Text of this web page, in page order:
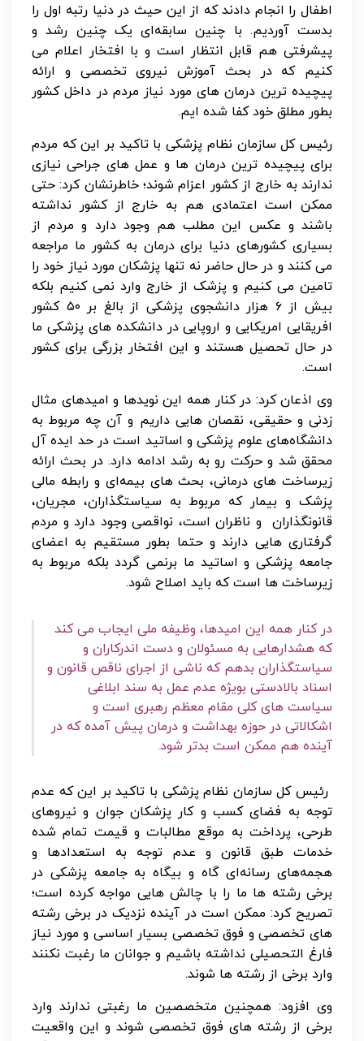
اطفال را انجام دادند که از این حیث در دنیا رتبه اول را
بدست آوردیم. با چنین سابقه‌ای یک چنین رشد و
پیشرفتی هم قابل انتظار است و با افتخار اعلام می
کنیم که در بحث آموزش نیروی تخصصی و ارائه
پیچیده ترین درمان های مورد نیاز مردم در داخل کشور
بطور مطلق خود کفا شده ایم.
رئیس کل سازمان نظام پزشکی با تاکید بر این که مردم
برای پیچیده ترین درمان ها و عمل های جراحی نیازی
ندارند به خارج از کشور اعزام شوند؛ خاطرنشان کرد: حتی
ممکن است اعتمادی هم به خارج از کشور نداشته
باشند و عکس این مطلب هم وجود دارد و مردم از
بسیاری کشورهای دنیا برای درمان به کشور ما مراجعه
می کنند و در حال حاضر نه تنها پزشکان مورد نیاز خود را
تامین می کنیم و پزشک از خارج وارد نمی کنیم بلکه
بیش از ۶ هزار دانشجوی پزشکی از بالغ بر ۵۰ کشور
افریقایی امریکایی و اروپایی در دانشکده های پزشکی ما
در حال تحصیل هستند و این افتخار بزرگی برای کشور
است.
وی اذعان کرد: در کنار همه این نویدها و امیدهای مثال
زدنی و حقیقی، نقصان هایی داریم و آن چه مربوط به
دانشگاه‌های علوم پزشکی و اساتید است در حد ایده آل
محقق شد و حرکت رو به رشد ادامه دارد. در بحث ارائه
زیرساخت های درمانی، بحث های بیمه‌ای و رابطه مالی
پزشک و بیمار که مربوط به سیاستگذاران، مجریان،
قانونگذاران و ناظران است، نواقصی وجود دارد و مردم
گرفتاری هایی دارند و حتما بطور مستقیم به اعضای
جامعه پزشکی و اساتید ما برنمی گردد بلکه مربوط به
زیرساخت ها است که باید اصلاح شود.
در کنار همه این امیدها، وظیفه ملی ایجاب می کند
که هشدارهایی به مسئولان و دست اندرکاران و
سیاستگذاران بدهم که ناشی از اجرای ناقص قانون و
اسناد بالادستی بویژه عدم عمل به سند ابلاغی
سیاست های کلی مقام معظم رهبری است و
اشکالاتی در حوزه بهداشت و درمان پیش آمده که در
آینده هم ممکن است بدتر شود.
رئیس کل سازمان نظام پزشکی با تاکید بر این که عدم
توجه به فضای کسب و کار پزشکان جوان و نیروهای
طرحی، پرداخت به موقع مطالبات و قیمت تمام شده
خدمات طبق قانون و عدم توجه به استعدادها و
هجمه‌های رسانه‌ای گاه و بیگاه به جامعه پزشکی در
برخی رشته ها ما را با چالش هایی مواجه کرده است؛
تصریح کرد: ممکن است در آینده نزدیک در برخی رشته
های تخصصی و فوق تخصصی بسیار اساسی و مورد نیاز
فارغ التحصیلی نداشته باشیم و جوانان ما رغبت نکنند
وارد برخی از رشته ها شوند.
وی افزود: همچنین متخصصین ما رغبتی ندارند وارد
برخی از رشته های فوق تخصصی شوند و این واقعیت